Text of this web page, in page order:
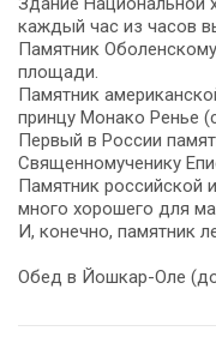
каждый час из часов
Памятник
площади.
Памятник
принцу Монако Ренье
Первый в России
Священномученику
Памятник российской
много хорошего для
И, конечно, памятник
Обед в Йошкар-Оле